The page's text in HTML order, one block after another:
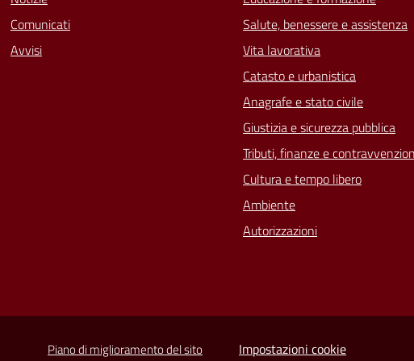
Comunicati
Avvisi
Salute, benessere e assistenza
Vita lavorativa
Catasto e urbanistica
Anagrafe e stato civile
Giustizia e sicurezza pubblica
Tributi, finanze e
Cultura e tempo libero
Ambiente
Autorizzazioni
Piano di miglioramento del sito Impostazioni cookie